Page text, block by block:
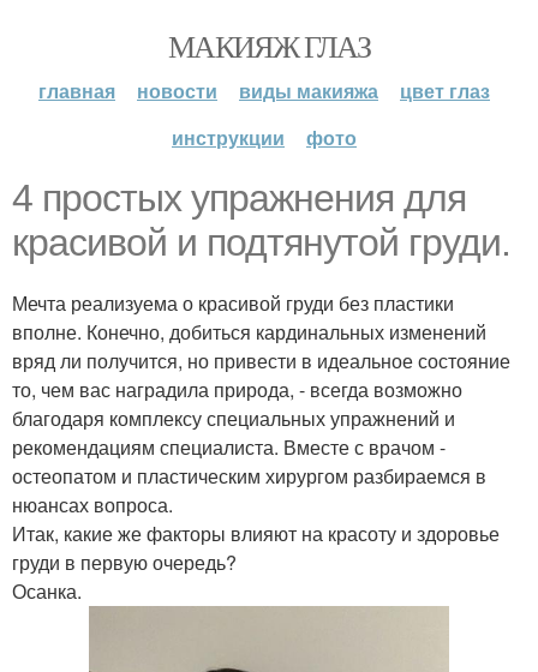
МАКИЯЖ ГЛАЗ
главная новости виды макияжа
цвет глаз
инструкции
фото
4 простых упражнения для
красивой и подтянутой груди.
Мечта реализуема о красивой груди без пластики
вполне. Конечно, добиться кардинальных изменений
вряд ли получится, но привести в идеальное состояние
то, чем вас наградила природа, - всегда возможно
благодаря комплексу специальных упражнений и
рекомендациям специалиста. Вместе с врачом -
остеопатом и пластическим хирургом разбираемся в
нюансах вопроса.
Итак, какие же факторы влияют на красоту и здоровье
груди в первую очередь?
Осанка.